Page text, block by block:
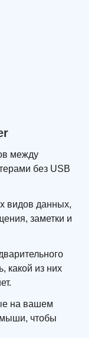
между
без USB
видов данных,
заметки и
какой из них
на вашем
чтобы